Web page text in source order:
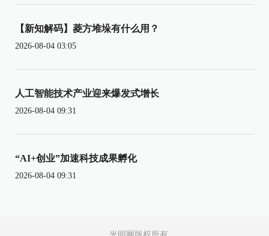
【新知解码】菱方堆垛有什么用？
2026-08-04 03:05
人工智能技术产业迎来爆发式增长
2026-08-04 09:31
“AI+创业”加速科技成果孵化
2026-08-04 09:31